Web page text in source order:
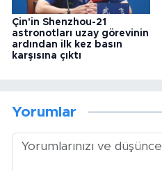
Çin'in Shenzhou-21
astronotları uzay görevinin
ardından ilk kez basın
karşısına çıktı
Yorumlar